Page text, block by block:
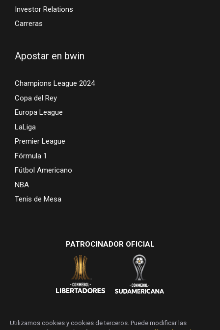
Investor Relations
Carreras
Apostar en bwin
Champions League 2024
Copa del Rey
Europa League
LaLiga
Premier League
Fórmula 1
Fútbol Americano
NBA
Tenis de Mesa
PATROCINADOR OFICIAL
Utilizamos cookies y cookies de terceros. Puede modificar las